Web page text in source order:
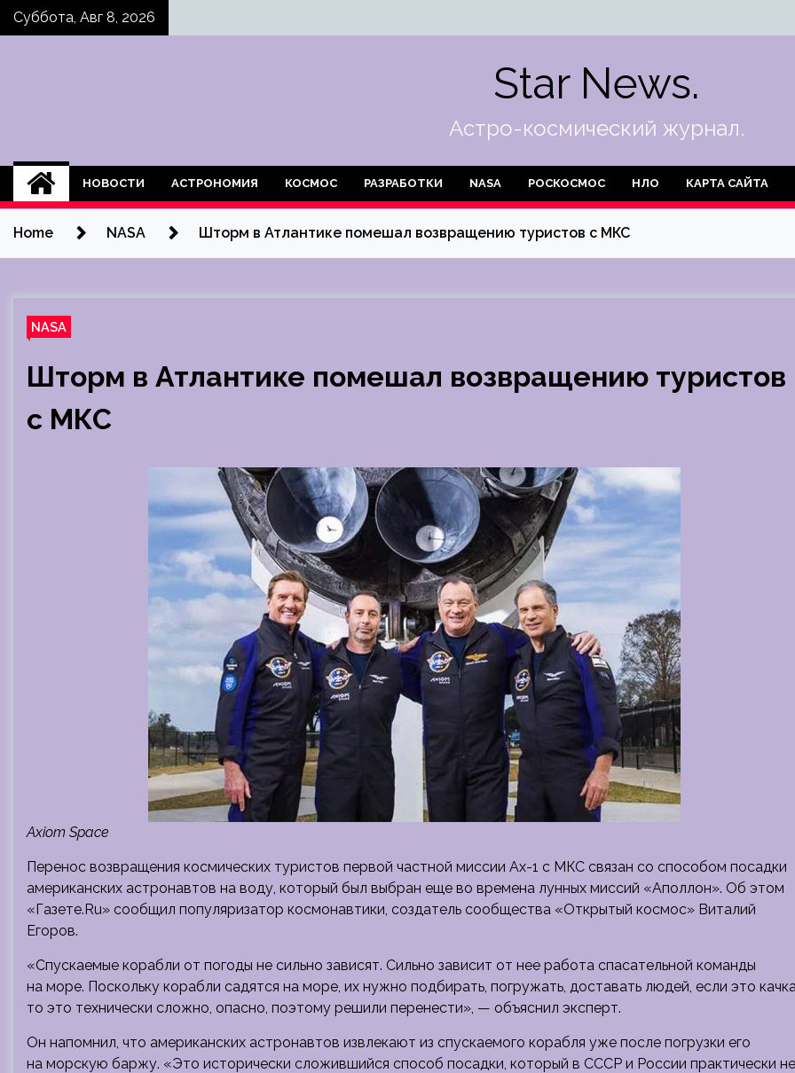
SkipСуббота, Авг 8, 2026
Star News.
Астро-космический журнал.
НОВОСТИ АСТРОНОМИЯ КОСМОС РАЗРАБОТКИ NASA РОСКОСМОС НЛО КАРТА САЙТА
Home NASA Шторм в Атлантике помешал возвращению туристов с МКС
NASA
Шторм в Атлантике помешал возвращению туристов
с МКС
Axiom Space
Перенос возвращения космических туристов первой частной миссии Ax-1 с МКС связан со способом посадки
американских астронавтов на воду, который был выбран еще во времена лунных миссий «Аполлон». Об этом
«Газете.Ru» сообщил популяризатор космонавтики, создатель сообщества «Открытый космос» Виталий
Егоров.
«Спускаемые корабли от погоды не сильно зависят. Сильно зависит от нее работа спасательной команды
на море. Поскольку корабли садятся на море, их нужно подбирать, погружать, доставать людей, если это
то это технически сложно, опасно, поэтому решили перенести», — объяснил эксперт.
Он напомнил, что американских астронавтов извлекают из спускаемого корабля уже после погрузки его
на морскую баржу. «Это исторически сложившийся способ посадки, который в СССР и России практически не